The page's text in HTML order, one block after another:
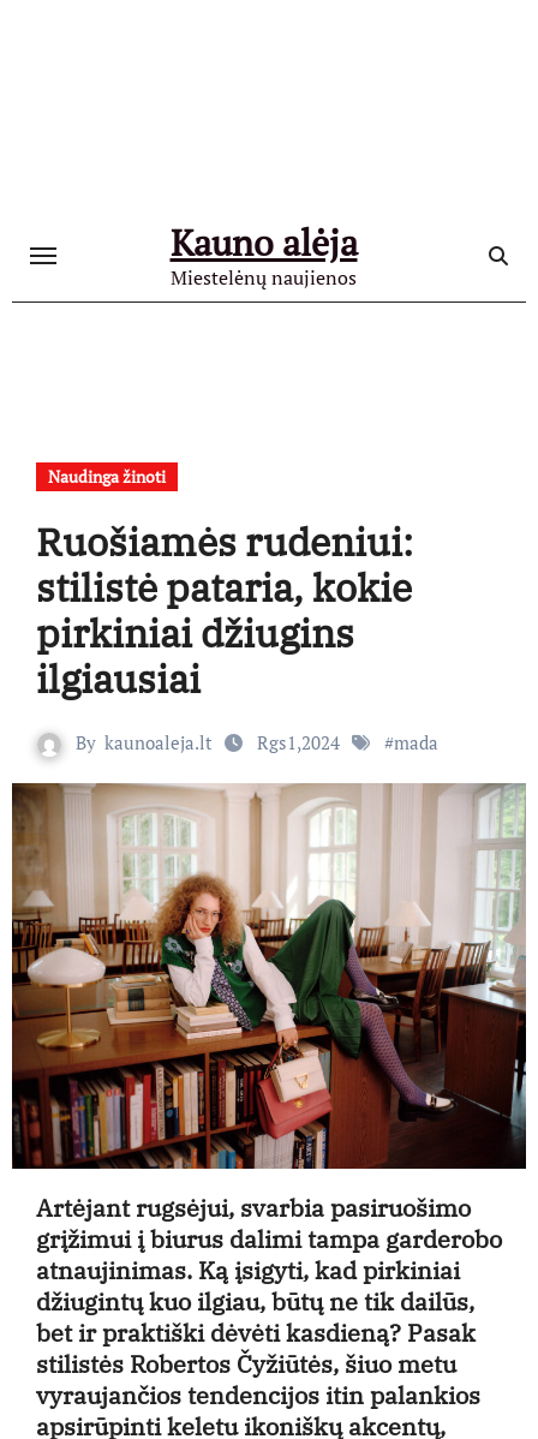
Kauno alėja
Miestelėnų naujienos
Naudinga žinoti
Ruošiamės rudeniui:
stilistė pataria, kokie
pirkiniai džiugins
ilgiausiai
By kaunoaleja.lt Rgs1,2024 #mada
Artėjant rugsėjui, svarbia pasiruošimo
grįžimui į biurus dalimi tampa garderobo
atnaujinimas. Ką įsigyti, kad pirkiniai
džiugintų kuo ilgiau, būtų ne tik dailūs,
bet ir praktiški dėvėti kasdieną? Pasak
stilistės Robertos Čyžiūtės, šiuo metu
vyraujančios tendencijos itin palankios
apsirūpinti keletu ikoniškų akcentų,